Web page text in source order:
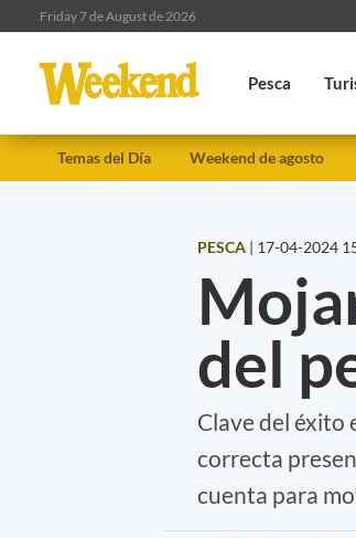
Friday 7 de August de 2026
Pesca
Temas del Día Weekend de agosto
PESCA | 17-04-2024
del
Clave del éxito
correcta
cuenta para